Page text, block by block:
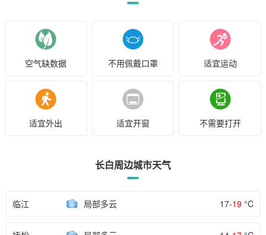
空气缺数据 不用佩戴口罩 适宜运动
适宜外出 适宜开窗 不需要打开
长白周边城市天气
临江 局部多云 17-19 °C